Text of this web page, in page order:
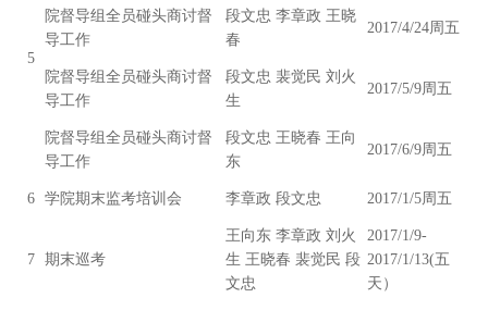
5
院督导组全员碰头商讨督
导工作
段文忠 李章政 王晓
春
2017/4/24周五
院督导组全员碰头商讨督
导工作
段文忠 裴觉民 刘火
生
2017/5/9周五
院督导组全员碰头商讨督
导工作
段文忠 王晓春 王向
东
2017/6/9周五
6 学院期末监考培训会 李章政 段文忠 2017/1/5周五
7 期末巡考
王向东 李章政 刘火
生 王晓春 裴觉民 段
文忠
2017/1/9-
2017/1/13(五
天）